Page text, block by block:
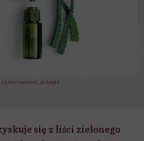
zastosowanie, przepis
się z liści zielonego